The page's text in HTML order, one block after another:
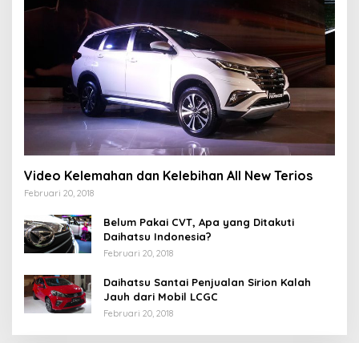
Video Kelemahan dan Kelebihan All New Terios
Februari 20, 2018
Belum Pakai CVT, Apa yang Ditakuti
Daihatsu Indonesia?
Februari 20, 2018
Daihatsu Santai Penjualan Sirion Kalah
Jauh dari Mobil LCGC
Februari 20, 2018